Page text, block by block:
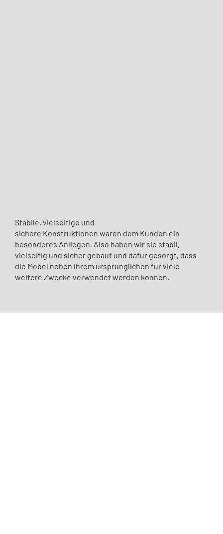
Stabile, vielseitige und
sichere Konstruktionen waren dem Kunden ein
besonderes Anliegen. Also haben wir sie stabil,
vielseitig und sicher gebaut und dafür gesorgt, dass
die Möbel neben ihrem ursprünglichen für viele
weitere Zwecke verwendet werden können.